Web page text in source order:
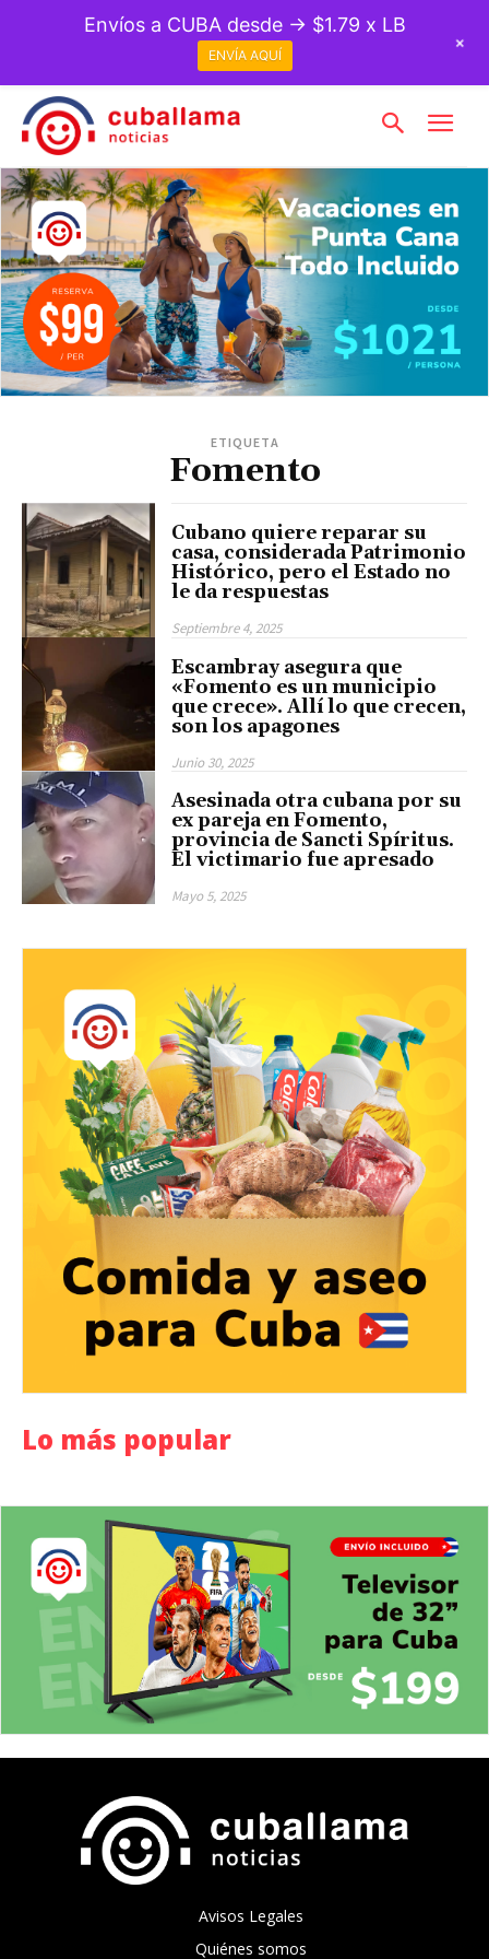
ETIQUETA
Fomento
Cubano quiere reparar su
casa, considerada Patrimonio
Histórico, pero el Estado no
le da respuestas
Septiembre 4, 2025
Escambray asegura que
«Fomento es un municipio
que crece». Allí lo que crecen,
son los apagones
Junio 30, 2025
Asesinada otra cubana por su
ex pareja en Fomento,
provincia de Sancti Spíritus.
El victimario fue apresado
Mayo 5, 2025
Lo más popular
Avisos Legales
Quiénes somos
Envíos a CUBA desde → $1.79 x LB
ENVÍA AQUÍ
+